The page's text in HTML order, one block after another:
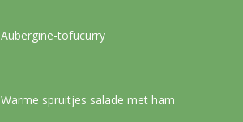
Aubergine-tofucurry
Warme spruitjes salade met ham